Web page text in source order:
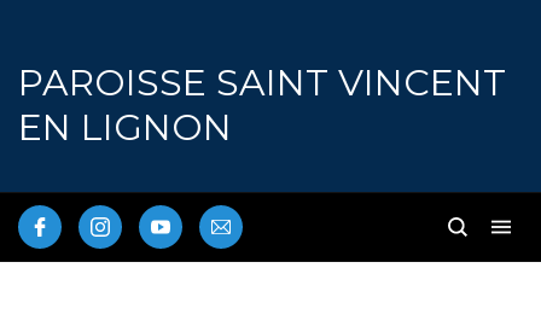
PAROISSE SAINT VINCENT
EN LIGNON